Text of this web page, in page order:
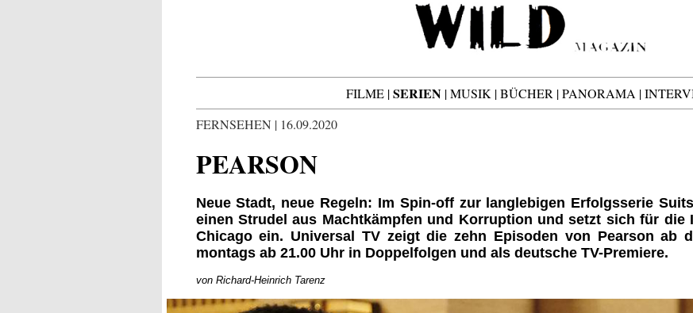
FILME|SERIEN |MUSIK |BÜCHER |PANORAMA |
FERNSEHEN | 16.09.2020
PEARSON
Neue Stadt, neue Regeln: Im Spin-off zur langlebigen Erfolgsserie
einen Strudel aus Machtkämpfen und Korruption und setzt sich für die
Chicago ein. Universal TV zeigt die zehn Episoden von Pearson ab
montags ab 21.00 Uhr in Doppelfolgen und als deutsche TV-Premiere.
von Richard-Heinrich Tarenz